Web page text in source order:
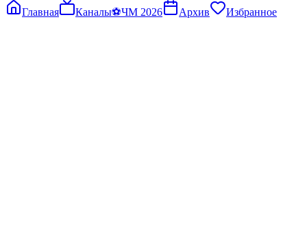
Главная
Каналы⚽ЧМ 2026 Архив Избранное